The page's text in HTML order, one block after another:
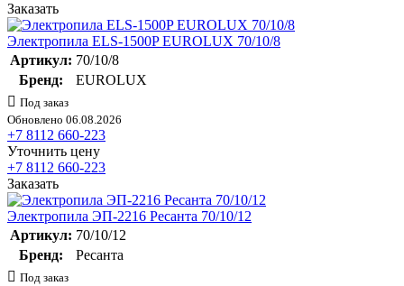
Заказать
Электропила ELS-1500P EUROLUX 70/10/8
Артикул: 70/10/8
Бренд:
EUROLUX
Под заказ
Обновлено 06.08.2026
+7 8112 660-223
Уточнить цену
+7 8112 660-223
Заказать
Электропила ЭП-2216 Ресанта 70/10/12
Артикул: 70/10/12
Бренд:
Ресанта
Под заказ